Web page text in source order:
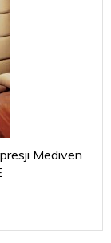
Mediven